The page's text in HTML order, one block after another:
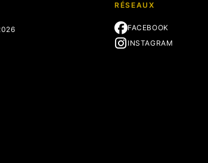
RÉSEAUX
FACEBOOK
INSTAGRAM